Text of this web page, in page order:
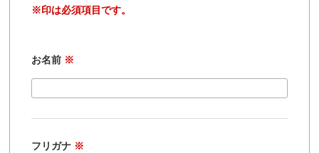
※印は必須項目です。
お名前 ※
フリガナ ※